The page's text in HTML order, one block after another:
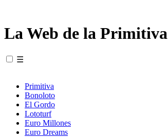
La Web de la Primitiva
☰
Primitiva
Bonoloto
El Gordo
Lototurf
Euro Millones
Euro Dreams